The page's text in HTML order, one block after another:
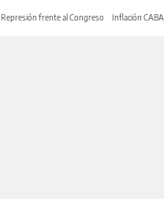
Represión frente al Congreso Inflación CABA